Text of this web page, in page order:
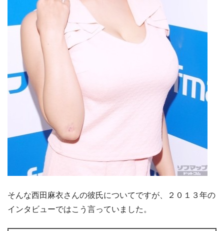
そんな西田麻衣さんの彼氏についてですが、２０１３年の
インタビューではこう言っていました。